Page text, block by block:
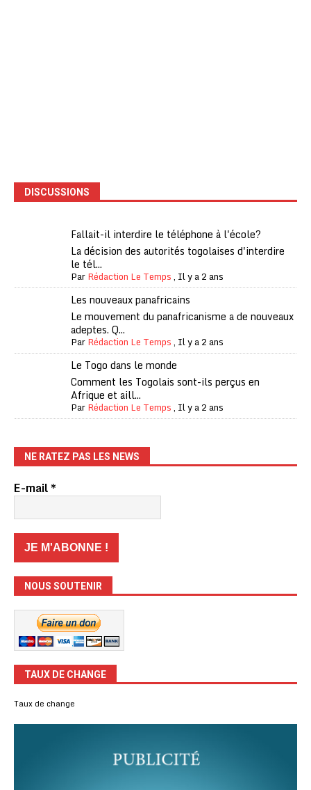
DISCUSSIONS
Fallait-il interdire le téléphone à l'école?
La décision des autorités togolaises d'interdire
le tél...
ParRédaction Le Temps, Il y a 2 ans
Les nouveaux panafricains
Le mouvement du panafricanisme a de nouveaux
adeptes. Q...
ParRédaction Le Temps, Il y a 2 ans
Le Togo dans le monde
Comment les Togolais sont-ils perçus en
Afrique et aill...
ParRédaction Le Temps, Il y a 2 ans
NE RATEZ PAS LES NEWS
E-mail*
NOUS SOUTENIR
TAUX DE CHANGE
Taux de change